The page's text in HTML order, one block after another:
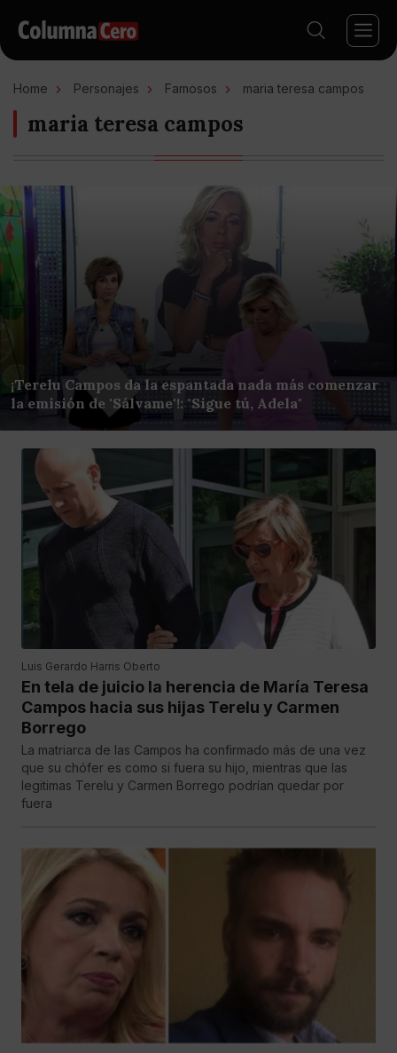
Home Personajes Famosos maria teresa campos
maria teresa campos
¡Terelu Campos da la espantada nada más comenzar
la emisión de 'Sálvame'!: "Sigue tú, Adela"
Luis Gerardo Harris Oberto
En tela de juicio la herencia de María Teresa
Campos hacia sus hijas Terelu y Carmen
Borrego
La matriarca de las Campos ha confirmado más de una vez
que su chófer es como si fuera su hijo, mientras que las
legitimas Terelu y Carmen Borrego podrían quedar por
fuera